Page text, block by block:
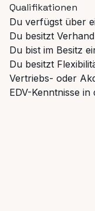
Qualifikationen
Du verfügst über
Du besitzt
Du bist im Besitz
Du besitzt
Vertriebs- oder
EDV-Kenntnisse